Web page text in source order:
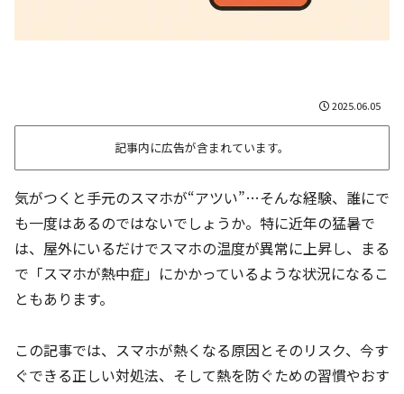
2025.06.05
記事内に広告が含まれています。
気がつくと手元のスマホが“アツい”…そんな経験、誰にで
も一度はあるのではないでしょうか。特に近年の猛暑で
は、屋外にいるだけでスマホの温度が異常に上昇し、まる
で「スマホが熱中症」にかかっているような状況になるこ
ともあります。
この記事では、スマホが熱くなる原因とそのリスク、今す
ぐできる正しい対処法、そして熱を防ぐための習慣やおす